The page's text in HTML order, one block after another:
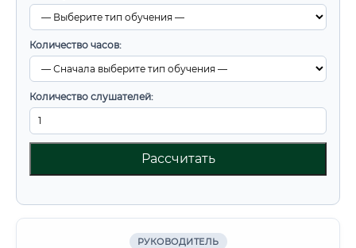
Количество часов:
Количество слушателей:
Рассчитать
РУКОВОДИТЕЛЬ